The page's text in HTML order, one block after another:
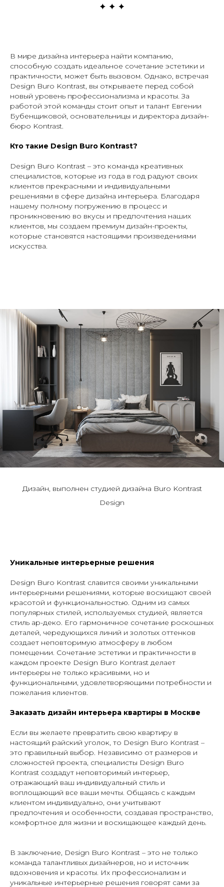
В мире дизайна интерьера найти компанию,
способную создать идеальное сочетание эстетики и
практичности, может быть вызовом. Однако, встречая
Design Buro Kontrast, вы открываете перед собой
новый уровень профессионализма и красоты. За
работой этой команды стоит опыт и талант Евгении
Бубенщиковой, основательницы и директора дизайн-
бюро Kontrast.
Кто такие Design Buro Kontrast?
Design Buro Kontrast – это команда креативных
специалистов, которые из года в год радуют своих
клиентов прекрасными и индивидуальными
решениями в сфере дизайна интерьера. Благодаря
нашему полному погружению в процесс и
проникновению во вкусы и предпочтения наших
клиентов, мы создаем премиум дизайн-проекты,
которые становятся настоящими произведениями
искусства.
Дизайн, выполнен студией дизайна Buro Kontrast
Design
Уникальные интерьерные решения
Design Buro Kontrast славится своими уникальными
интерьерными решениями, которые восхищают своей
красотой и функциональностью. Одним из самых
популярных стилей, используемых студией, является
стиль ар-деко. Его гармоничное сочетание роскошных
деталей, чередующихся линий и золотых оттенков
создает неповторимую атмосферу в любом
помещении. Сочетание эстетики и практичности в
каждом проекте Design Buro Kontrast делает
интерьеры не только красивыми, но и
функциональными, удовлетворяющими потребности и
пожелания клиентов.
Заказать дизайн интерьера квартиры в Москве
Если вы желаете превратить свою квартиру в
настоящий райский уголок, то Design Buro Kontrast –
это правильный выбор. Независимо от размеров и
сложностей проекта, специалисты Design Buro
Kontrast создадут неповторимый интерьер,
отражающий ваш индивидуальный стиль и
воплощающий все ваши мечты. Общаясь с каждым
клиентом индивидуально, они учитывают
предпочтения и особенности, создавая пространство,
комфортное для жизни и восхищающее каждый день.
В заключение, Design Buro Kontrast – это не только
команда талантливых дизайнеров, но и источник
вдохновения и красоты. Их профессионализм и
уникальные интерьерные решения говорят сами за